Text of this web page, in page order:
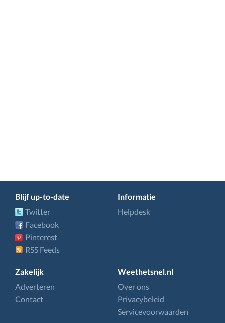
Blijf up-to-date
Twitter
Facebook
Pinterest
RSS Feeds
Informatie
Helpdesk
Zakelijk
Adverteren
Contact
Weethetsnel.nl
Over ons
Privacybeleid
Servicevoorwaarden